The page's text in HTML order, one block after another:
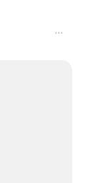
···